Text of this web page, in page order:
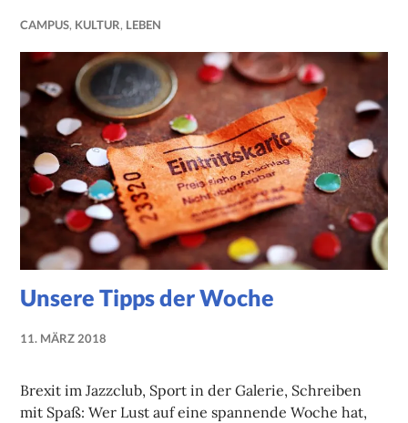
CAMPUS, KULTUR, LEBEN
Unsere Tipps der Woche
11. MÄRZ 2018
Brexit im Jazzclub, Sport in der Galerie, Schreiben
mit Spaß: Wer Lust auf eine spannende Woche hat,